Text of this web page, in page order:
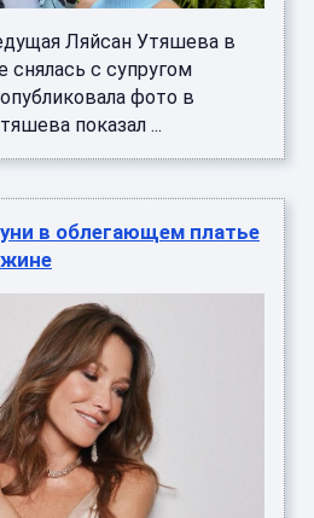
Ляйсан Утяшева в
с супругом
фото в
показал ...
в облегающем платье